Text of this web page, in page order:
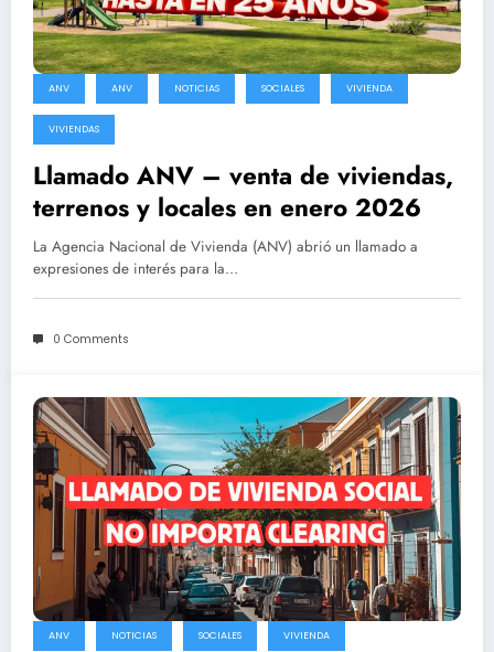
ANV ANV NOTICIAS SOCIALES VIVIENDA
VIVIENDAS
Llamado ANV – venta de viviendas,
terrenos y locales en enero 2026
La Agencia Nacional de Vivienda (ANV) abrió un llamado a
expresiones de interés para la…
0 Comments
ANV NOTICIAS SOCIALES VIVIENDA